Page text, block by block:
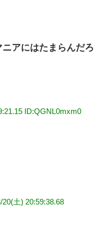
アにはたまらんだろ
ID:QGNL0mxm0
20(土) 20:59:38.68